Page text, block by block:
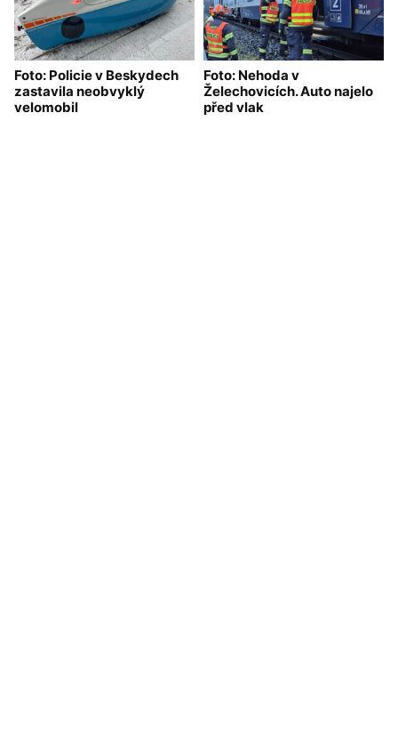
Foto: Policie v Beskydech
zastavila neobvyklý
velomobil
Foto: Nehoda v
Želechovicích. Auto najelo
před vlak